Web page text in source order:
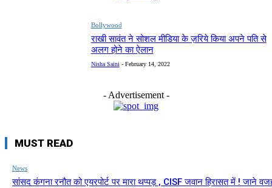
Bollywood
राखी सावंत ने सोशल मीडिया के ज़रिये किया अपने पति से
अलग होने का ऐलान
Nisha Saini - February 14, 2022
- Advertisement -
MUST READ
News
सांसद कंगना रनौत को एयरपोर्ट पर मारा थप्पड़ , CISF जवान हिरासत में ! जाने